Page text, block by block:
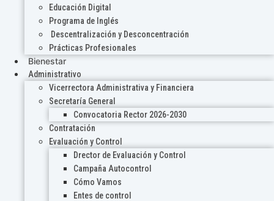
Educación Digital
Programa de Inglés
Descentralización y Desconcentración
Prácticas Profesionales
Bienestar
Administrativo
Vicerrectora Administrativa y Financiera
Secretaría General
Convocatoria Rector 2026-2030
Contratación
Evaluación y Control
Drector de Evaluación y Control
Campaña Autocontrol
Cómo Vamos
Entes de control